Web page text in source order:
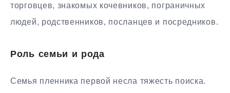
торговцев, знакомых кочевников, пограничных
людей, родственников, посланцев и посредников.
Роль семьи и рода
Семья пленника первой несла тяжесть поиска.